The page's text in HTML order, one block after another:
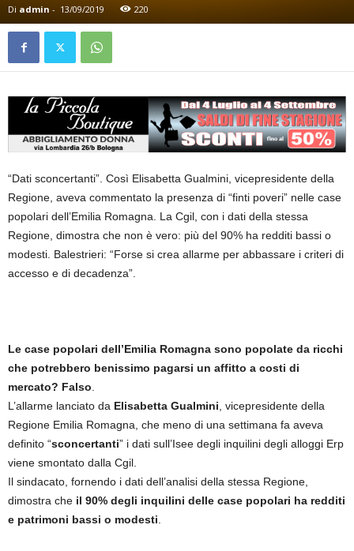
Di admin - 13/09/2019 220
“Dati sconcertanti”. Così Elisabetta Gualmini, vicepresidente della
Regione, aveva commentato la presenza di “finti poveri” nelle case
popolari dell’Emilia Romagna. La Cgil, con i dati della stessa
Regione, dimostra che non è vero: più del 90% ha redditi bassi o
modesti. Balestrieri: “Forse si crea allarme per abbassare i criteri di
accesso e di decadenza”.
Le case popolari dell’Emilia Romagna sono popolate da ricchi
che potrebbero benissimo pagarsi un affitto a costi di
mercato? Falso
L’allarme lanciato da Elisabetta Gualmini , vicepresidente della
Regione Emilia Romagna, che meno di una settimana fa aveva
definito “sconcertanti” i dati sull’Isee degli inquilini degli alloggi Erp
viene smontato dalla Cgil.
Il sindacato, fornendo i dati dell’analisi della stessa Regione,
dimostra che il 90% degli inquilini delle case popolari ha redditi
e patrimoni bassi o modesti